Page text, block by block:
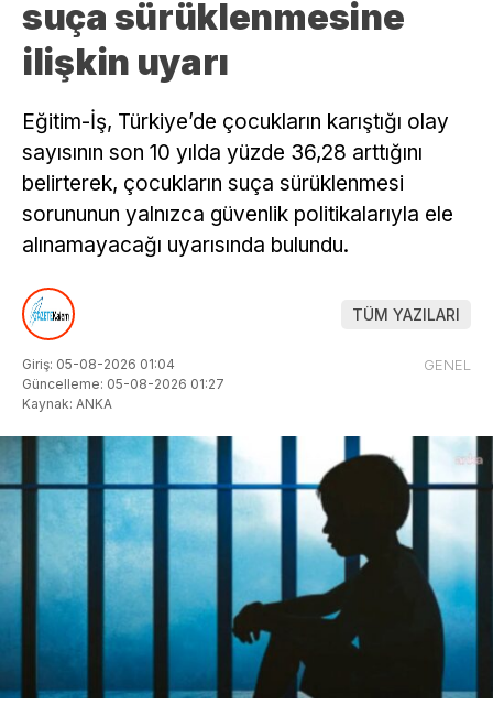
suça sürüklenmesine
ilişkin uyarı
Eğitim-İş, Türkiye’de çocukların karıştığı olay
sayısının son 10 yılda yüzde 36,28 arttığını
belirterek, çocukların suça sürüklenmesi
sorununun yalnızca güvenlik politikalarıyla ele
alınamayacağı uyarısında bulundu.
TÜM YAZILARI
Giriş: 05-08-2026 01:04
Güncelleme: 05-08-2026 01:27
Kaynak: ANKA
GENEL